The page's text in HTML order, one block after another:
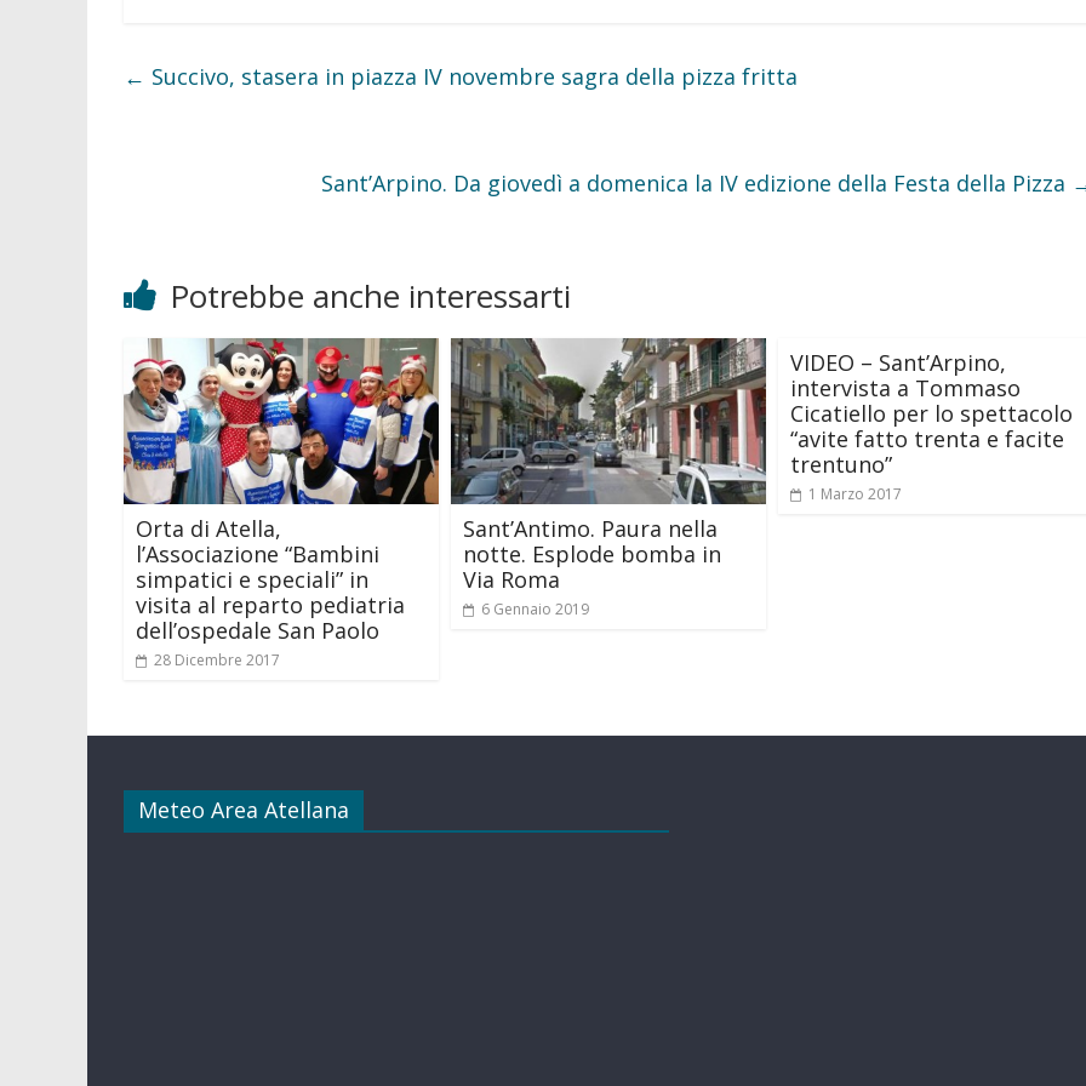
o r
← Succivo, stasera in piazza IV novembre sagra della pizza fritta
Sant’Arpino. Da giovedì a domenica la IV edizione della Festa della Pizza
Potrebbe anche interessarti
Orta di Atella,
l’Associazione “Bambini
simpatici e speciali” in
visita al reparto pediatria
dell’ospedale San Paolo
28 Dicembre 2017
Sant’Antimo. Paura nella
notte. Esplode bomba in
Via Roma
6 Gennaio 2019
VIDEO – Sant’Arpino,
intervista a Tommaso
Cicatiello per lo spettacolo
“avite fatto trenta e facite
trentuno”
1 Marzo 2017
Meteo Area Atellana